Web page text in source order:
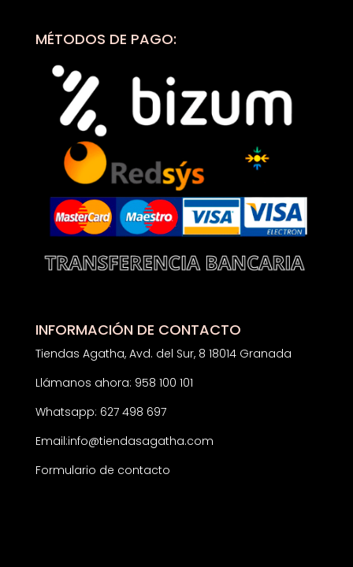
MÉTODOS DE PAGO:
INFORMACIÓN DE CONTACTO
Tiendas Agatha, Avd. del Sur, 8 18014 Granada
Llámanos ahora: 958 100 101
Whatsapp: 627 498 697
Email:info@tiendasagatha.com
Formulario de contacto